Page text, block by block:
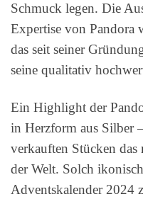
Schmuck legen. Die
Expertise von Pandora
das seit seiner
seine qualitativ
Ein Highlight der
in Herzform aus Silber
verkauften Stücken
der Welt. Solch
Adventskalender 2024